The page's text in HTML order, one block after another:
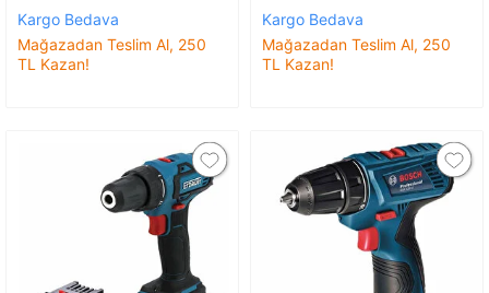
Kargo Bedava
Mağazadan Teslim Al, 250
TL Kazan!
Kargo Bedava
Mağazadan Teslim Al, 250
TL Kazan!